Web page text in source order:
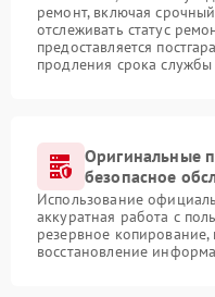
ремонт, включая
отслеживать статус
предоставляется
продления срока службы
Оригинальные
безопасное
Использование
аккуратная работа с
резервное
восстановление